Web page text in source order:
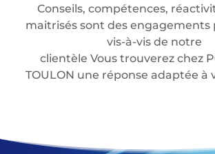
Conseils, compétences,
maitrisés sont des
vis-à-vis de notre
clientèle Vous trouverez chez
TOULON une réponse adaptée à